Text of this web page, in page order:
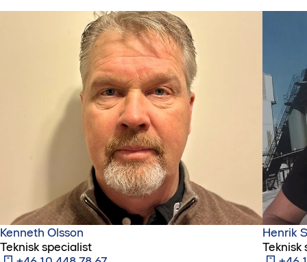
Kenneth Olsson
Teknisk specialist
Henrik
Teknisk